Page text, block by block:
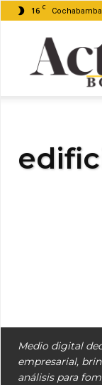
16 C Cochabamba
Medio digital
empresarial,
análisis para